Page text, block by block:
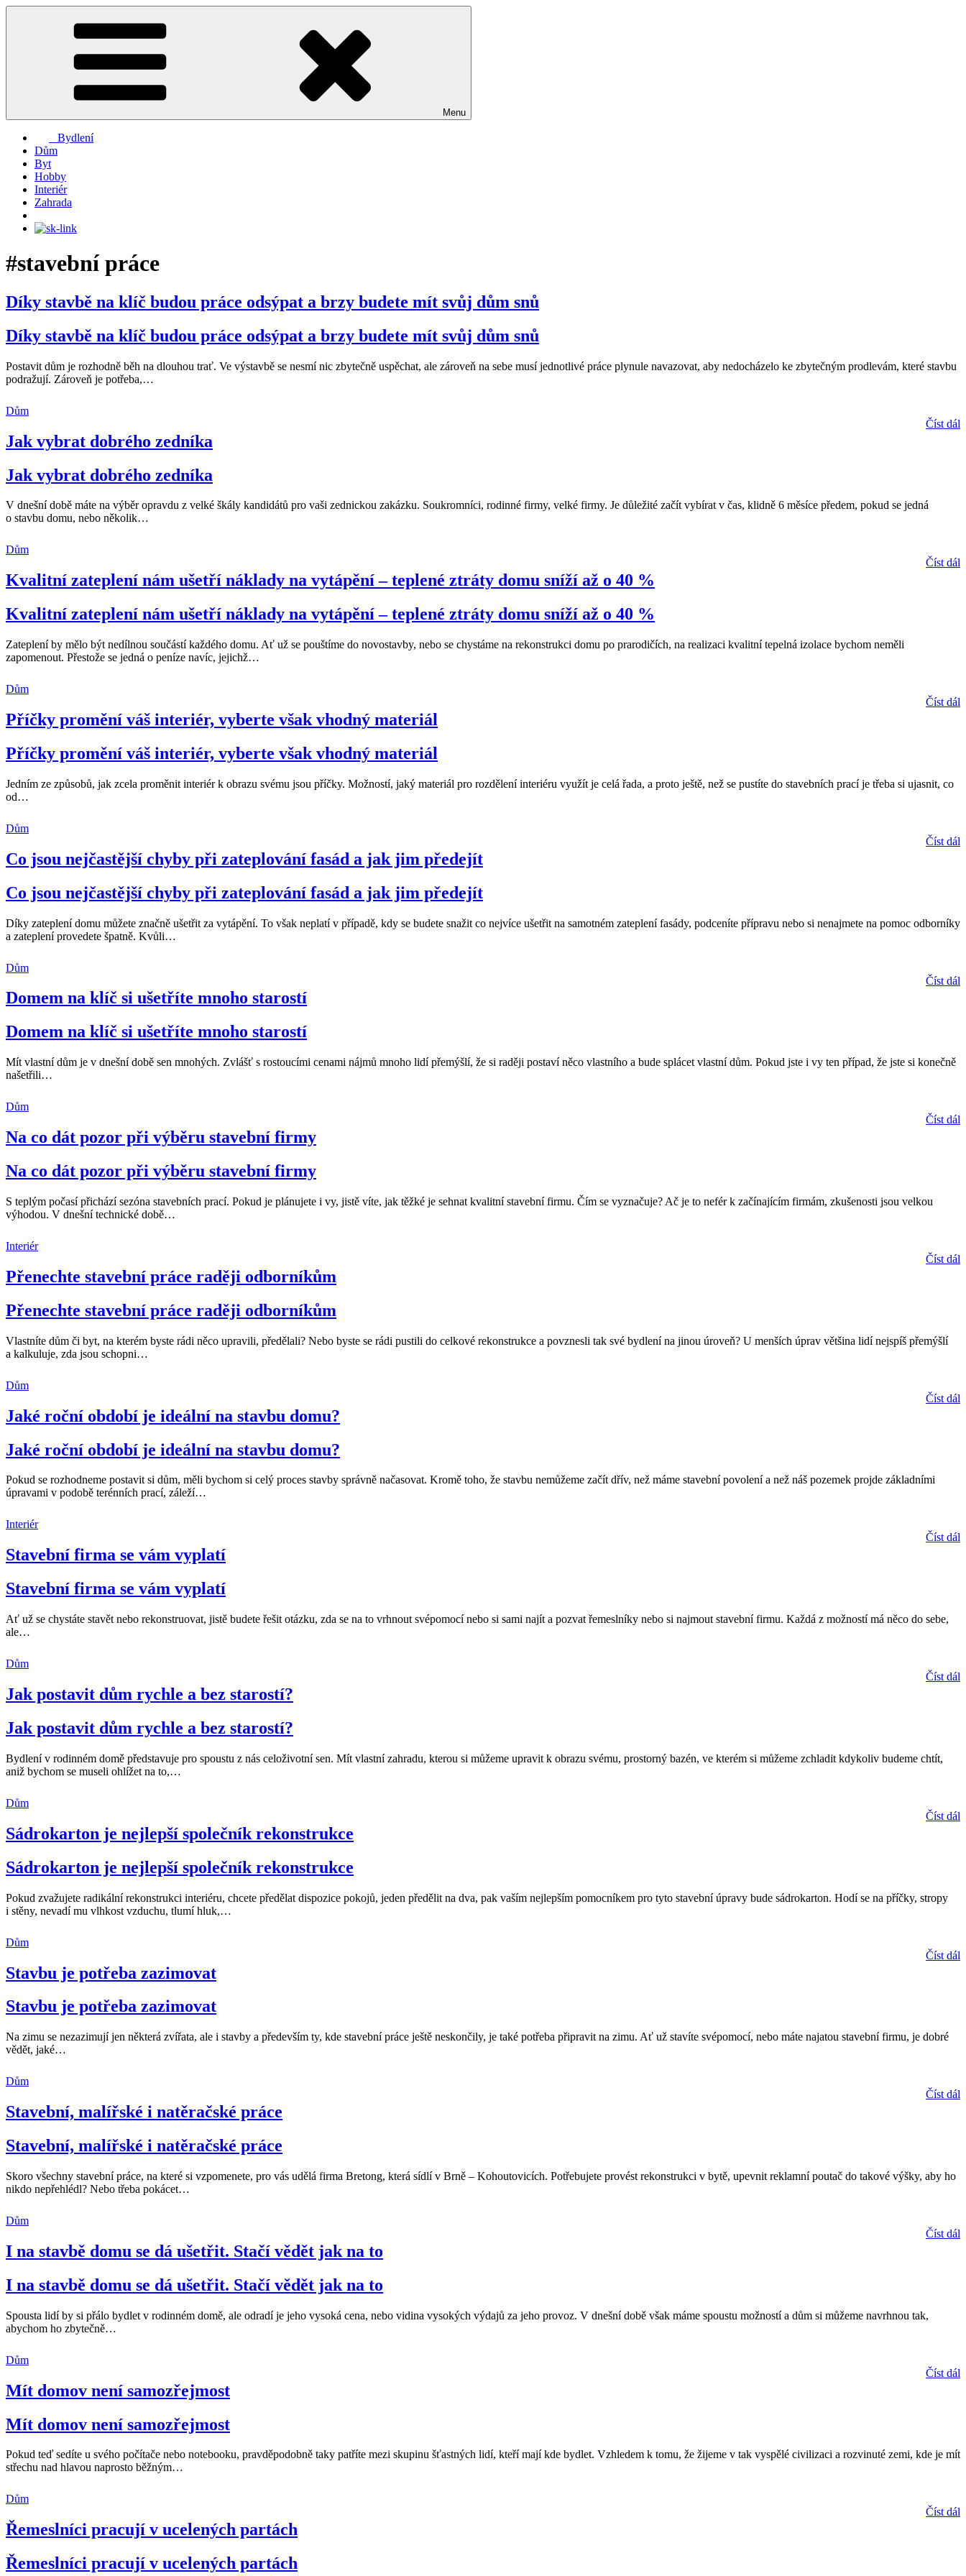
Přejít
Menu
Bydlení
Dům
Byt
Hobby
Interiér
Zahrada
#stavební práce
Díky stavbě na klíč budou práce odsýpat a brzy budete mít svůj dům snů
Díky stavbě na klíč budou práce odsýpat a brzy budete mít svůj dům snů
Postavit dům je rozhodně běh na dlouhou trať. Ve výstavbě se nesmí nic zbytečně uspěchat, ale zároveň na sebe musí jednotlivé práce plynule navazovat, aby nedocházelo ke zbytečným prodlevám, které stavbu
podražují. Zároveň je potřeba,…
Dům
Číst dál
Jak vybrat dobrého zedníka
Jak vybrat dobrého zedníka
V dnešní době máte na výběr opravdu z velké škály kandidátů pro vaši zednickou zakázku. Soukromníci, rodinné firmy, velké firmy. Je důležité začít vybírat v čas, klidně 6 měsíce předem, pokud se jedná
o stavbu domu, nebo několik…
Dům
Číst dál
Kvalitní zateplení nám ušetří náklady na vytápění – teplené ztráty domu sníží až o 40 %
Kvalitní zateplení nám ušetří náklady na vytápění – teplené ztráty domu sníží až o 40 %
Zateplení by mělo být nedílnou součástí každého domu. Ať už se pouštíme do novostavby, nebo se chystáme na rekonstrukci domu po prarodičích, na realizaci kvalitní tepelná izolace bychom neměli
zapomenout. Přestože se jedná o peníze navíc, jejichž…
Dům
Číst dál
Příčky promění váš interiér, vyberte však vhodný materiál
Příčky promění váš interiér, vyberte však vhodný materiál
Jedním ze způsobů, jak zcela proměnit interiér k obrazu svému jsou příčky. Možností, jaký materiál pro rozdělení interiéru využít je celá řada, a proto ještě, než se pustíte do stavebních prací je třeba si ujasnit, co
od…
Dům
Číst dál
Co jsou nejčastější chyby při zateplování fasád a jak jim předejít
Co jsou nejčastější chyby při zateplování fasád a jak jim předejít
Díky zateplení domu můžete značně ušetřit za vytápění. To však neplatí v případě, kdy se budete snažit co nejvíce ušetřit na samotném zateplení fasády, podceníte přípravu nebo si nenajmete na pomoc odborníky
a zateplení provedete špatně. Kvůli…
Dům
Číst dál
Domem na klíč si ušetříte mnoho starostí
Domem na klíč si ušetříte mnoho starostí
Mít vlastní dům je v dnešní době sen mnohých. Zvlášť s rostoucími cenami nájmů mnoho lidí přemýšlí, že si raději postaví něco vlastního a bude splácet vlastní dům. Pokud jste i vy ten případ, že jste si konečně
našetřili…
Dům
Číst dál
Na co dát pozor při výběru stavební firmy
Na co dát pozor při výběru stavební firmy
S teplým počasí přichází sezóna stavebních prací. Pokud je plánujete i vy, jistě víte, jak těžké je sehnat kvalitní stavební firmu. Čím se vyznačuje? Ač je to nefér k začínajícím firmám, zkušenosti jsou velkou
výhodou. V dnešní technické době…
Interiér
Číst dál
Přenechte stavební práce raději odborníkům
Přenechte stavební práce raději odborníkům
Vlastníte dům či byt, na kterém byste rádi něco upravili, předělali? Nebo byste se rádi pustili do celkové rekonstrukce a povznesli tak své bydlení na jinou úroveň? U menších úprav většina lidí nejspíš přemýšlí
a kalkuluje, zda jsou schopni…
Dům
Číst dál
Jaké roční období je ideální na stavbu domu?
Jaké roční období je ideální na stavbu domu?
Pokud se rozhodneme postavit si dům, měli bychom si celý proces stavby správně načasovat. Kromě toho, že stavbu nemůžeme začít dřív, než máme stavební povolení a než náš pozemek projde základními
úpravami v podobě terénních prací, záleží…
Interiér
Číst dál
Stavební firma se vám vyplatí
Stavební firma se vám vyplatí
Ať už se chystáte stavět nebo rekonstruovat, jistě budete řešit otázku, zda se na to vrhnout svépomocí nebo si sami najít a pozvat řemeslníky nebo si najmout stavební firmu. Každá z možností má něco do sebe,
ale…
Dům
Číst dál
Jak postavit dům rychle a bez starostí?
Jak postavit dům rychle a bez starostí?
Bydlení v rodinném domě představuje pro spoustu z nás celoživotní sen. Mít vlastní zahradu, kterou si můžeme upravit k obrazu svému, prostorný bazén, ve kterém si můžeme zchladit kdykoliv budeme chtít,
aniž bychom se museli ohlížet na to,…
Dům
Číst dál
Sádrokarton je nejlepší společník rekonstrukce
Sádrokarton je nejlepší společník rekonstrukce
Pokud zvažujete radikální rekonstrukci interiéru, chcete předělat dispozice pokojů, jeden předělit na dva, pak vaším nejlepším pomocníkem pro tyto stavební úpravy bude sádrokarton. Hodí se na příčky, stropy
i stěny, nevadí mu vlhkost vzduchu, tlumí hluk,…
Dům
Číst dál
Stavbu je potřeba zazimovat
Stavbu je potřeba zazimovat
Na zimu se nezazimují jen některá zvířata, ale i stavby a především ty, kde stavební práce ještě neskončily, je také potřeba připravit na zimu. Ať už stavíte svépomocí, nebo máte najatou stavební firmu, je dobré
vědět, jaké…
Dům
Číst dál
Stavební, malířské i natěračské práce
Stavební, malířské i natěračské práce
Skoro všechny stavební práce, na které si vzpomenete, pro vás udělá firma Bretong, která sídlí v Brně – Kohoutovicích. Potřebujete provést rekonstrukci v bytě, upevnit reklamní poutač do takové výšky, aby ho
nikdo nepřehlédl? Nebo třeba pokácet…
Dům
Číst dál
I na stavbě domu se dá ušetřit. Stačí vědět jak na to
I na stavbě domu se dá ušetřit. Stačí vědět jak na to
Spousta lidí by si přálo bydlet v rodinném domě, ale odradí je jeho vysoká cena, nebo vidina vysokých výdajů za jeho provoz. V dnešní době však máme spoustu možností a dům si můžeme navrhnou tak,
abychom ho zbytečně…
Dům
Číst dál
Mít domov není samozřejmost
Mít domov není samozřejmost
Pokud teď sedíte u svého počítače nebo notebooku, pravděpodobně taky patříte mezi skupinu šťastných lidí, kteří mají kde bydlet. Vzhledem k tomu, že žijeme v tak vyspělé civilizaci a rozvinuté zemi, kde je mít
střechu nad hlavou naprosto běžným…
Dům
Číst dál
Řemeslníci pracují v ucelených partách
Řemeslníci pracují v ucelených partách